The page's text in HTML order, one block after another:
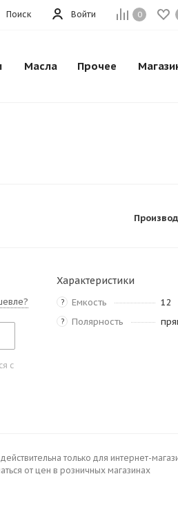
0
Войти
Поиск
Масла Прочее
с
Характеристики
? Емкость 12
? Полярность
только для интернет-
от цен в розничных магазинах